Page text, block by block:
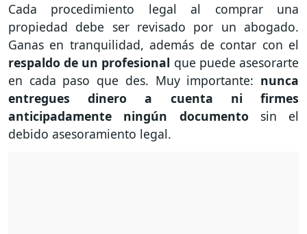
Cada procedimiento legal al comprar una
propiedad debe ser revisado por un abogado.
Ganas en tranquilidad, además de contar con el
respaldo de un profesional que puede asesorarte
en cada paso que des. Muy importante: nunca
entregues dinero a cuenta ni firmes
anticipadamente ningún documento sin el
debido asesoramiento legal.